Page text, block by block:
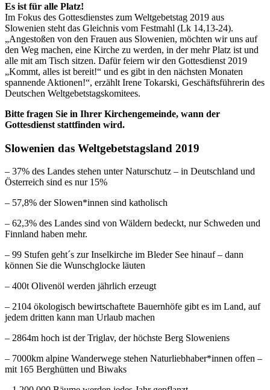
Es ist für alle Platz!
Im Fokus des Gottesdienstes zum Weltgebetstag 2019 aus
Slowenien steht das Gleichnis vom Festmahl (Lk 14,13-24).
„Angestoßen von den Frauen aus Slowenien, möchten wir uns auf
den Weg machen, eine Kirche zu werden, in der mehr Platz ist und
alle mit am Tisch sitzen. Dafür feiern wir den Gottesdienst 2019
„Kommt, alles ist bereit!“ und es gibt in den nächsten Monaten
spannende Aktionen!“, erzählt Irene Tokarski, Geschäftsführerin des
Deutschen Weltgebetstagskomitees.
Bitte fragen Sie in Ihrer Kirchengemeinde, wann der
Gottesdienst stattfinden wird.
Slowenien das Weltgebetstagsland 2019
– 37% des Landes stehen unter Naturschutz – in Deutschland und
Österreich sind es nur 15%
– 57,8% der Slowen*innen sind katholisch
– 62,3% des Landes sind von Wäldern bedeckt, nur Schweden und
Finnland haben mehr.
– 99 Stufen geht´s zur Inselkirche im Bleder See hinauf – dann
können Sie die Wunschglocke läuten
– 400t Olivenöl werden jährlich erzeugt
– 2104 ökologisch bewirtschaftete Bauernhöfe gibt es im Land, auf
jedem dritten kann man Urlaub machen
– 2864m hoch ist der Triglav, der höchste Berg Sloweniens
– 7000km alpine Wanderwege stehen Naturliebhaber*innen offen –
mit 165 Berghütten und Biwaks